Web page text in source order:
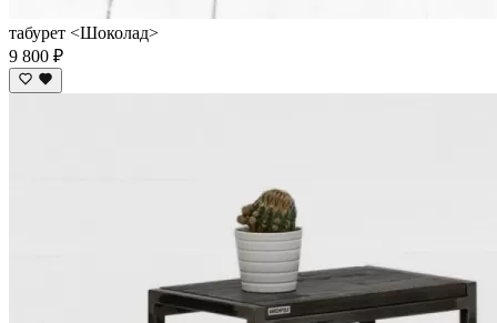
табурет <Шоколад>
9 800 ₽